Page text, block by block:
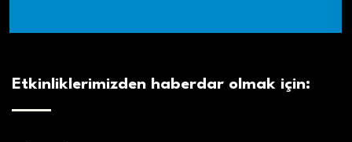
Etkinliklerimizden haberdar olmak için: